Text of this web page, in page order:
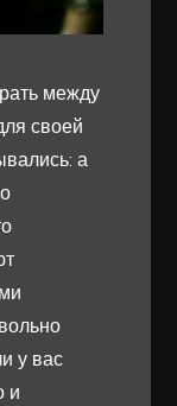
между
своей
а
у вас
и